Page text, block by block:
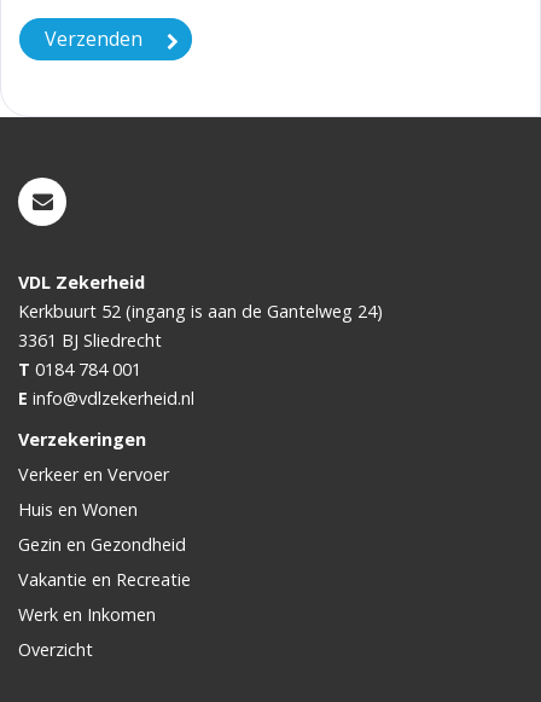
VDL Zekerheid
Kerkbuurt 52 (ingang is aan de Gantelweg 24)
3361 BJ Sliedrecht
T 0184 784 001
E info@vdlzekerheid.nl
Verzekeringen
Verkeer en Vervoer
Huis en Wonen
Gezin en Gezondheid
Vakantie en Recreatie
Werk en Inkomen
Overzicht